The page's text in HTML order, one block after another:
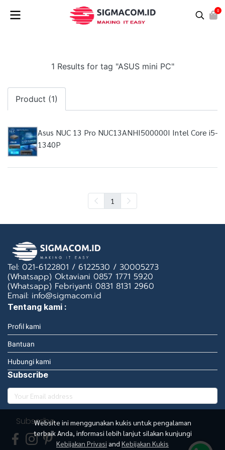
0
1 Results for tag "ASUS mini PC"
Product (1)
Asus NUC 13 Pro NUC13ANHI500000I Intel Core i5-
1340P
1
Website ini menggunakan kukis untuk pengalaman
terbaik Anda, informasi lebih lanjut silakan kunjungi
Kebijakan Privasi and Kebijakan Kukis
Tel: 021-6122801 / 6122530 / 30005273
(Whatsapp) Oktaviani 0857 1771 5920
(Whatsapp) Febriyanti 0831 8131 2960
Email: info@sigmacom.id
Tentang kami :
Profil kami
Bantuan
Hubungi kami
Subscribe
Subscribe